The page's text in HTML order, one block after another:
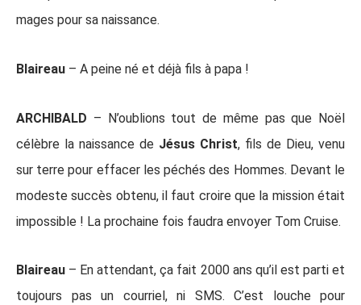
mages pour sa naissance.
Blaireau – A peine né et déjà fils à papa !
ARCHIBALD – N’oublions tout de même pas que Noël
célèbre la naissance de Jésus Christ, fils de Dieu, venu
sur terre pour effacer les péchés des Hommes. Devant le
modeste succès obtenu, il faut croire que la mission était
impossible ! La prochaine fois faudra envoyer Tom Cruise.
Blaireau – En attendant, ça fait 2000 ans qu’il est parti et
toujours pas un courriel, ni SMS. C’est louche pour